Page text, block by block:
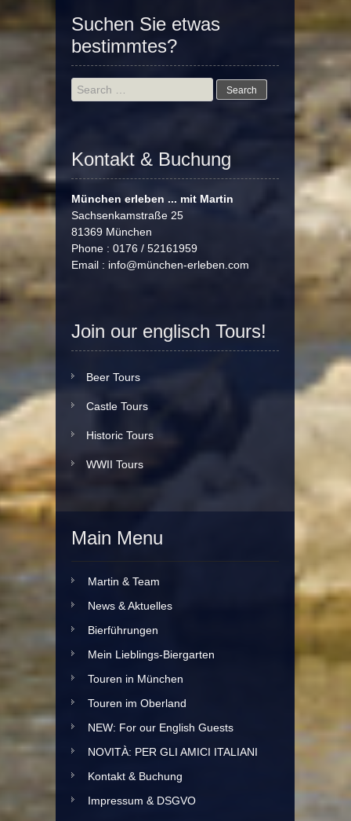
Suchen Sie etwas
bestimmtes?
Search
for:
Kontakt & Buchung
München erleben ... mit Martin
Sachsenkamstraße 25
81369 München
Phone : 0176 / 52161959
Email : info@münchen-erleben.com
Join our englisch Tours!
Beer Tours
Castle Tours
Historic Tours
WWII Tours
Main Menu
Martin & Team
News & Aktuelles
Bierführungen
Mein Lieblings-Biergarten
Touren in München
Touren im Oberland
NEW: For our English Guests
NOVITÀ: PER GLI AMICI ITALIANI
Kontakt & Buchung
Impressum & DSGVO